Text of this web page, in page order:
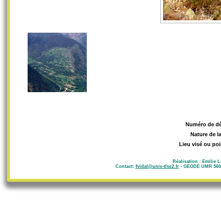
Numéro de
Nature de
Lieu visé ou
Réalisation : Emilie
Contact: fvidal@univ-tlse2.fr- GEODE UMR